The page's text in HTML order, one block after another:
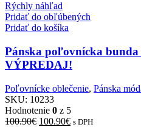
Rýchly náhľad
Pridať do obľúbených
Pridať do košíka
Pánska poľovnícka
VÝPREDAJ!
Poľovnícke oblečenie, Pánska
SKU: 10233
Hodnotenie 0 z 5
100.90€ Pôvodná
100.90€Aktuálna
s DPH